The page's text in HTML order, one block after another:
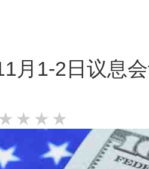
月1-2日议息
4 stars
3 stars
2 stars
1 star